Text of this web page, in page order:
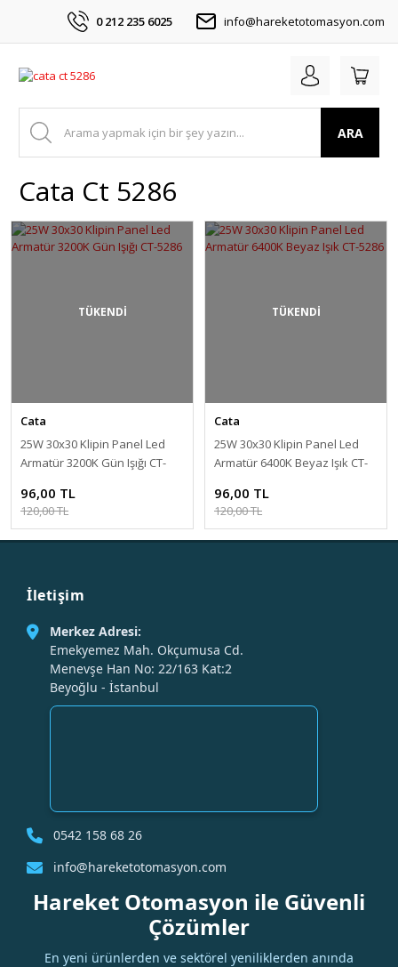
0 212 235 6025 info@hareketotomasyon.com
ARA
Cata Ct 5286
TÜKENDİ
Cata
25W 30x30 Klipin Panel Led
Armatür 3200K Gün Işığı CT-
96,00 TL
120,00 TL
TÜKENDİ
Cata
25W 30x30 Klipin Panel Led
Armatür 6400K Beyaz Işık CT-
96,00 TL
120,00 TL
İletişim
Merkez Adresi:
Emekyemez Mah. Okçumusa Cd.
Menevşe Han No: 22/163 Kat:2
Beyoğlu - İstanbul
0542 158 68 26
info@hareketotomasyon.com
Hareket Otomasyon ile Güvenli
Çözümler
En yeni ürünlerden ve sektörel yeniliklerden anında